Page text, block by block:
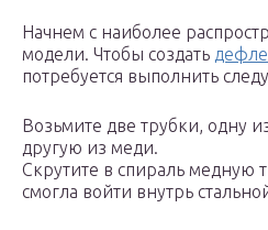
Начнем с наиболее
модели. Чтобы создать
потребуется выполнить
Возьмите две трубки, одну
другую из меди.
Скрутите в спираль медную
смогла войти внутрь